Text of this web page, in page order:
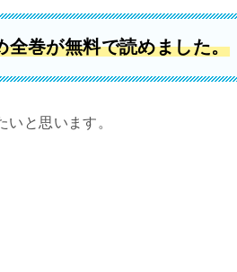
全巻が無料で読めました。
と思います。